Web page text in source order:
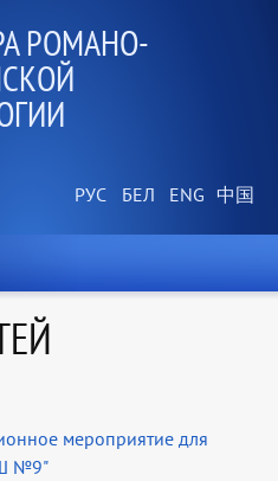
РОМАНО-
мероприятие для
№9"